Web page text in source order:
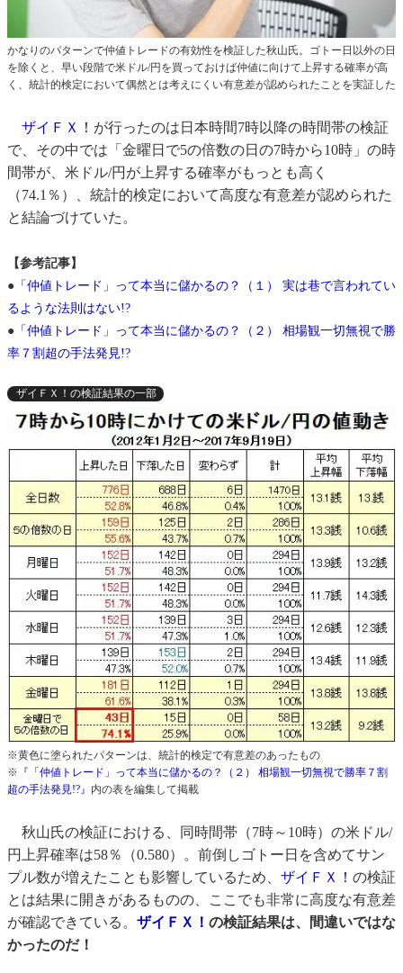
かなりのパターンで仲値トレードの有効性を検証した秋山氏。ゴトー日以外の日
を除くと、早い段階で米ドル/円を買っておけば仲値に向けて上昇する確率が高
く、統計的検定において偶然とは考えにくい有意差が認められたことを実証した
ザイＦＸ！ が行ったのは日本時間7時以降の時間帯の検証
で、その中では「金曜日で5の倍数の日の7時から10時」の時
間帯が、米ドル/円が上昇する確率がもっとも高く
（74.1％）、統計的検定において高度な有意差が認められた
と結論づけていた。
【参考記事】
● 「仲値トレード」って本当に儲かるの？（１） 実は巷で言われてい
るような法則はない!?
● 「仲値トレード」って本当に儲かるの？（２） 相場観一切無視で勝
率７割超の手法発見!?
ザイＦＸ！の検証結果の一部
※黄色に塗られたパターンは、統計的検定で有意差のあったもの
※ 『「仲値トレード」って本当に儲かるの？（２） 相場観一切無視で勝率７割
超の手法発見!?』 内の表を編集して掲載
秋山氏の検証における、同時間帯（7時～10時）の米ドル/
円上昇確率は58％（0.580）。前倒しゴトー日を含めてサン
プル数が増えたことも影響しているため、 ザイＦＸ！ の検証
とは結果に開きがあるものの、ここでも非常に高度な有意差
が確認できている。 ザイＦＸ！ の検証結果は、間違いではな
かったのだ！